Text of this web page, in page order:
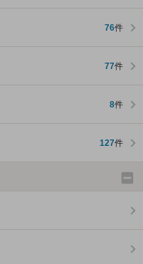
76件
77件
8件
127件